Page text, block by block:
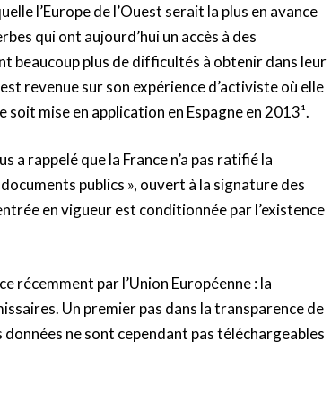
l’Europe de l’Ouest serait la plus en avance
qui ont aujourd’hui un accès à des
beaucoup plus de difficultés à obtenir dans leur
revenue sur son expérience d’activiste où elle
soit mise en application en Espagne en 2013¹.
a rappelé que la France n’a pas ratifié la
publics », ouvert à la signature des
en vigueur est conditionnée par l’existence
récemment par l’Union Européenne : la
Un premier pas dans la transparence de
ne sont cependant pas téléchargeables